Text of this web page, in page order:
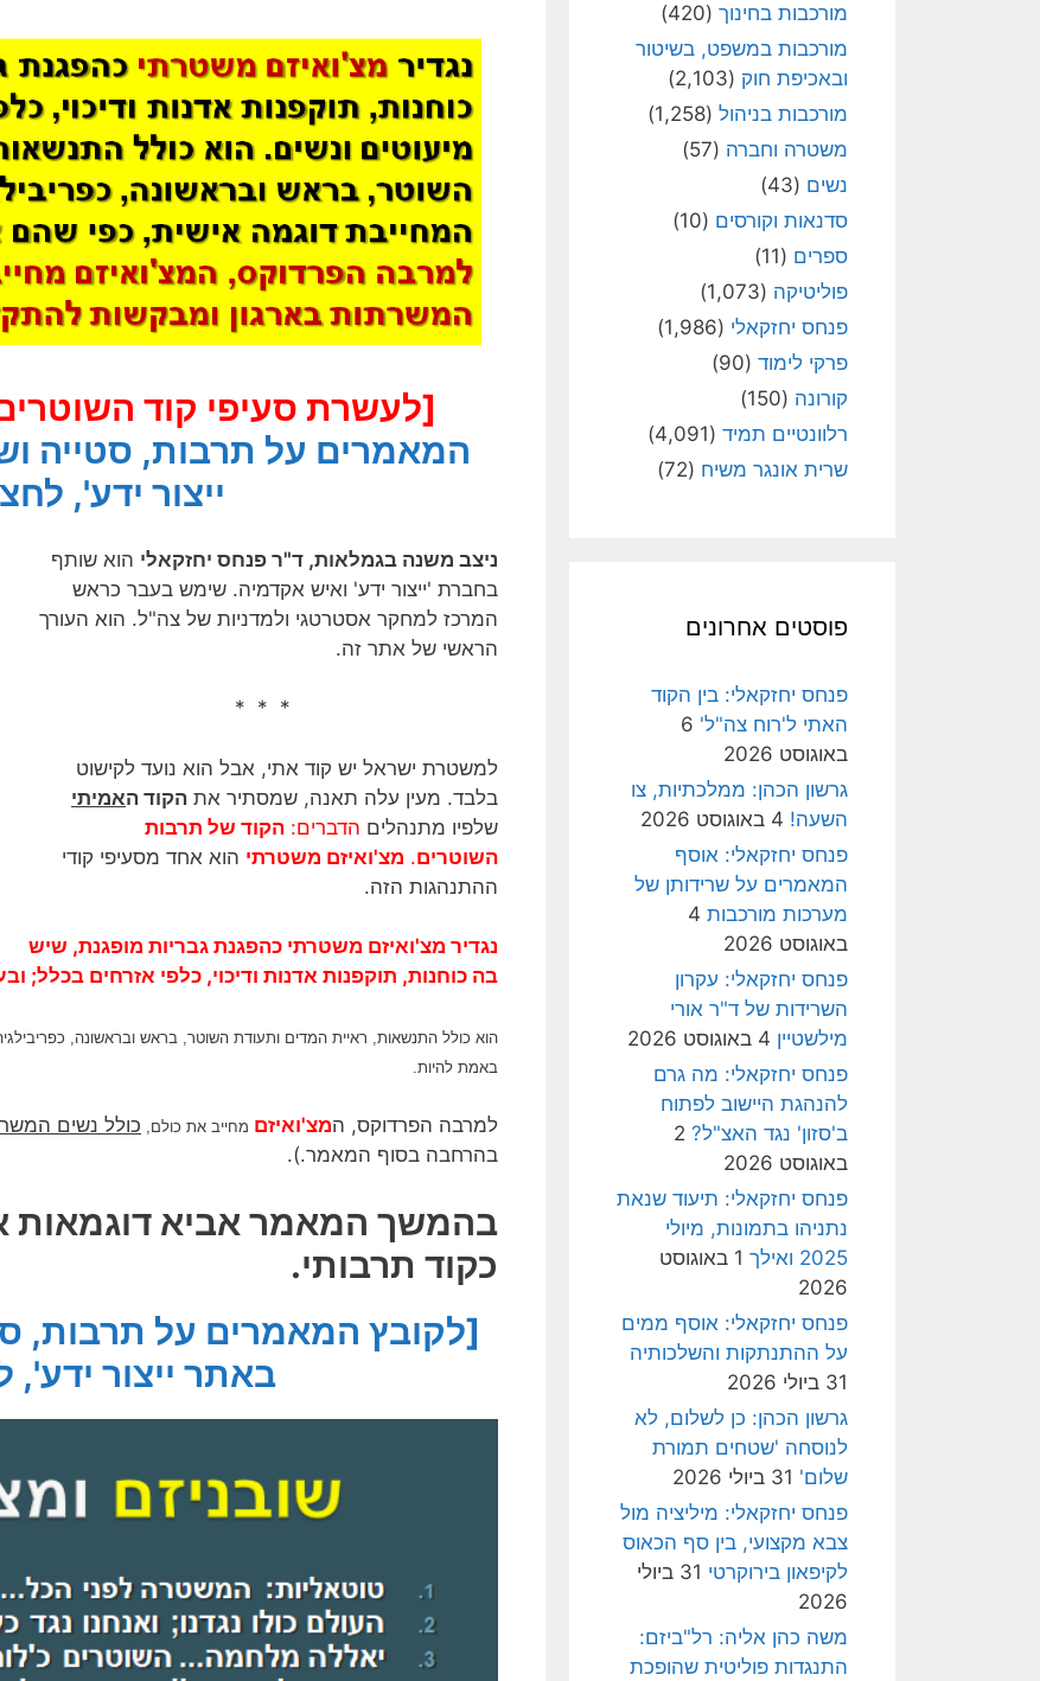
[לעשרת סעיפי קוד
המאמרים על תרבות, סטייה
ייצור ידע',
ניצב משנה בגמלאות, ד"ר פנחס יחזקאלי הוא שותף
בחברת 'ייצור ידע' ואיש אקדמיה. שימש בעבר כראש
המרכז למחקר אסטרטגי ולמדניות של צה"ל. הוא העורך
הראשי של אתר זה.
* * *
למשטרת ישראל יש קוד אתי, אבל הוא נועד לקישוט
בלבד. מעין עלה תאנה, שמסתיר את הקוד האמיתי
שלפיו מתנהלים הדברים: הקוד של תרבות
השוטרים. מצ'ואיזם משטרתי הוא אחד מסעיפי קודי
ההתנהגות הזה.
נגדיר מצ'ואיזם משטרתי כהפגנת גבריות מופגנת, שיש
בה כוחנות, תוקפנות אדנות ודיכוי, כלפי אזרחים בכלל;
הוא כולל התנשאות, ראיית המדים ותעודת השוטר, בראש ובראשונה,
באמת להיות.
למרבה הפרדוקס, המצ'ואיזם מחייב את כולם, כולל נשים
בהרחבה בסוף המאמר.).
בהמשך המאמר אביא דוגמאות
כקוד תרבותי.
[לקובץ המאמרים על תרבות,
באתר ייצור ידע',
מורכבות בחינוך (420)
מורכבות במשפט, בשיטור
ובאכיפת חוק (2,103)
מורכבות בניהול (1,258)
משטרה וחברה (57)
נשים (43)
סדנאות וקורסים (10)
ספרים (11)
פוליטיקה (1,073)
פנחס יחזקאלי (1,986)
פרקי לימוד (90)
קורונה (150)
רלוונטיים תמיד (4,091)
שרית אונגר משיח (72)
פוסטים אחרונים
פנחס יחזקאלי: בין הקוד
האתי ל'רוח צה"ל' 6
באוגוסט 2026
גרשון הכהן: ממלכתיות, צו
השעה! 4 באוגוסט 2026
פנחס יחזקאלי: אוסף
המאמרים על שרידותן של
מערכות מורכבות 4
באוגוסט 2026
פנחס יחזקאלי: עקרון
השרידות של ד"ר אורי
מילשטיין 4 באוגוסט 2026
פנחס יחזקאלי: מה גרם
להנהגת היישוב לפתוח
ב'סזון' נגד האצ"ל? 2
באוגוסט 2026
פנחס יחזקאלי: תיעוד שנאת
נתניהו בתמונות, מיולי
2025 ואילך
1 באוגוסט
2026
פנחס יחזקאלי: אוסף ממים
על ההתנתקות והשלכותיה
31 ביולי 2026
גרשון הכהן: כן לשלום, לא
לנוסחה 'שטחים תמורת
שלום' 31 ביולי 2026
פנחס יחזקאלי: מיליציה מול
צבא מקצועי, בין סף הכאוס
לקיפאון בירוקרטי
31 ביולי
2026
משה כהן אליה: רל"ביזם:
התנגדות פוליטית שהופכת